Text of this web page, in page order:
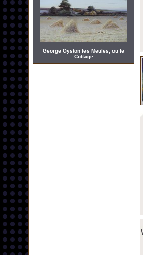
George Oyston les Meules, ou le
Cottage